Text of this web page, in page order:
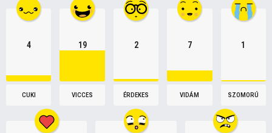
4
CUKI
19
VICCES
2
ÉRDEKES
7
VIDÁM
1
SZOMORÚ